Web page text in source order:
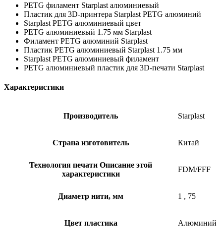
PETG филамент Starplast алюминиевый
Пластик для 3D-принтера Starplast PETG алюминий
Starplast PETG алюминиевый цвет
PETG алюминиевый 1.75 мм Starplast
Филамент PETG алюминий Starplast
Пластик PETG алюминиевый Starplast 1.75 мм
Starplast PETG алюминиевый филамент
PETG алюминиевый пластик для 3D-печати Starplast
Характеристики
Производитель Starplast
Страна изготовитель Китай
Технология печати Описание этой
характеристики
FDM/FFF
Диаметр нити, мм 1 , 75
Цвет пластика Алюминий